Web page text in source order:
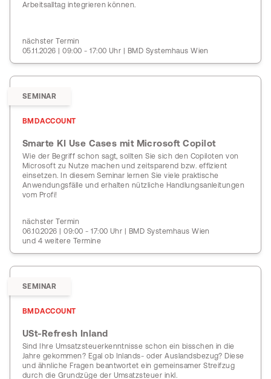
Arbeitsalltag integrieren können.
nächster Termin
05.11.2026 | 09:00 - 17:00 Uhr | BMD Systemhaus Wien
SEMINAR
BMDACCOUNT
Smarte KI Use Cases mit Microsoft Copilot
Wie der Begriff schon sagt, sollten Sie sich den Copiloten von
Microsoft zu Nutze machen und zeitsparend bzw. effizient
einsetzen. In diesem Seminar lernen Sie viele praktische
Anwendungsfälle und erhalten nützliche Handlungsanleitungen
vom Profi!
nächster Termin
06.10.2026 | 09:00 - 17:00 Uhr | BMD Systemhaus Wien
und 4 weitere Termine
SEMINAR
BMDACCOUNT
USt-Refresh Inland
Sind Ihre Umsatzsteuerkenntnisse schon ein bisschen in die
Jahre gekommen? Egal ob Inlands- oder Auslandsbezug? Diese
und ähnliche Fragen beantwortet ein gemeinsamer Streifzug
durch die Grundzüge der Umsatzsteuer inkl.